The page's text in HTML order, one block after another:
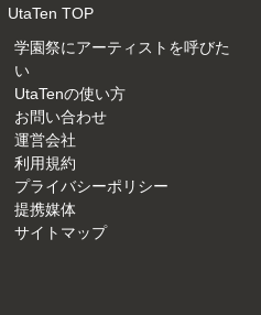
UtaTen TOP
学園祭にアーティストを呼びた
い
UtaTenの使い方
お問い合わせ
運営会社
利用規約
プライバシーポリシー
提携媒体
サイトマップ